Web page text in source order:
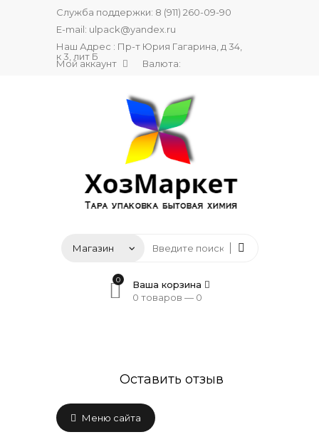
Служба поддержки: 8 (911) 260-09-90
E-mail: ulpack@yandex.ru
Наш Адрес : Пр-т Юрия Гагарина, д 34,
к 3, лит Б
Мой аккаунт Валюта:
0
Ваша корзина
0 товаров — 0
Оставить отзыв
Меню сайта